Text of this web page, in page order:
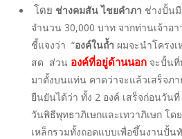
โดย ช่างคมสัน ไชยคำภา ช่างปั้น
จำนวน 30,000 บาท จากท่านเจ้าอ
ชี้แจงว่า “องค์ในถ้ำ ผมจะนำโครง
สด ส่วน องค์ที่อยู่ด้านนอก จะปั้นที่
มาตั้งบนแท่น คาดว่าจะแล้วเสร็จภ
ยืนยันได้ว่า ทั้ง 2 องค์ เสร็จก่อนวัน
วันพิธีพุทธาภิเษกและเทวาภิเษก โ
เหล็กรวมทั้งถอดแบบเพื่อขึ้นงานปั้น